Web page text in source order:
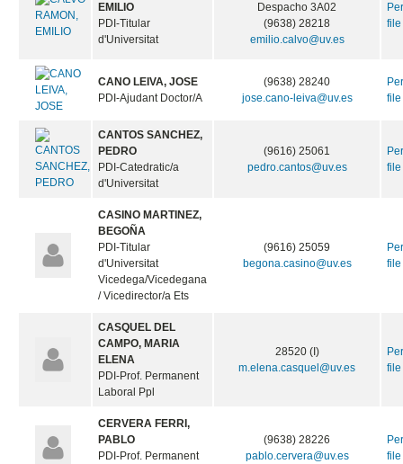
EMILIO
PDI-Titular
d'Universitat
Despacho 3A02
(9638) 28218
emilio.calvo@uv.es
file
CANO LEIVA, JOSE
PDI-Ajudant Doctor/A
(9638) 28240
jose.cano-leiva@uv.es
file
CANTOS SANCHEZ,
PEDRO
PDI-Catedratic/a
d'Universitat
(9616) 25061
pedro.cantos@uv.es
file
CASINO MARTINEZ,
BEGOÑA
PDI-Titular
d'Universitat
Vicedega/Vicedegana
/ Vicedirector/a Ets
(9616) 25059
begona.casino@uv.es
file
CASQUEL DEL
CAMPO, MARIA
ELENA
PDI-Prof. Permanent
Laboral Ppl
28520 (I)
m.elena.casquel@uv.es
file
CERVERA FERRI,
PABLO
PDI-Prof. Permanent
(9638) 28226
pablo.cervera@uv.es
file